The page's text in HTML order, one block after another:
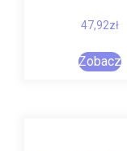
47,92zł
Zobacz